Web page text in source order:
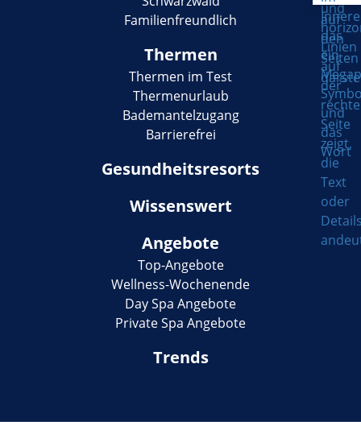
Familienfreundlich
Thermen
Thermen im Test
Thermenurlaub
Bademantelzugang
Barrierefrei
Gesundheitsresorts
Wissenswert
Angebote
Top-Angebote
Wellness-Wochenende
Day Spa Angebote
Private Spa Angebote
Trends